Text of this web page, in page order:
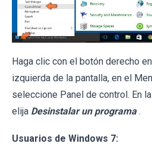
Haga clic con el botón derecho
izquierda de la pantalla, en el
seleccione Panel de control. En
elija Desinstalar un programa .
Usuarios de Windows 7: